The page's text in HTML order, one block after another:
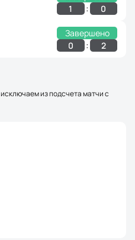
1 : 0
Завершено
0 : 2
из подсчета матчи с